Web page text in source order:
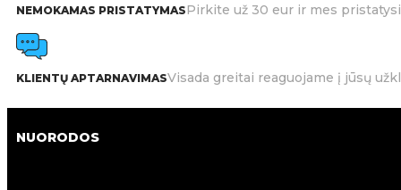
NEMOKAMAS PRISTATYMASPirkite už 30 eur ir mes
KLIENTŲ APTARNAVIMASVisada greitai reaguojame į jūsų
NUORODOS